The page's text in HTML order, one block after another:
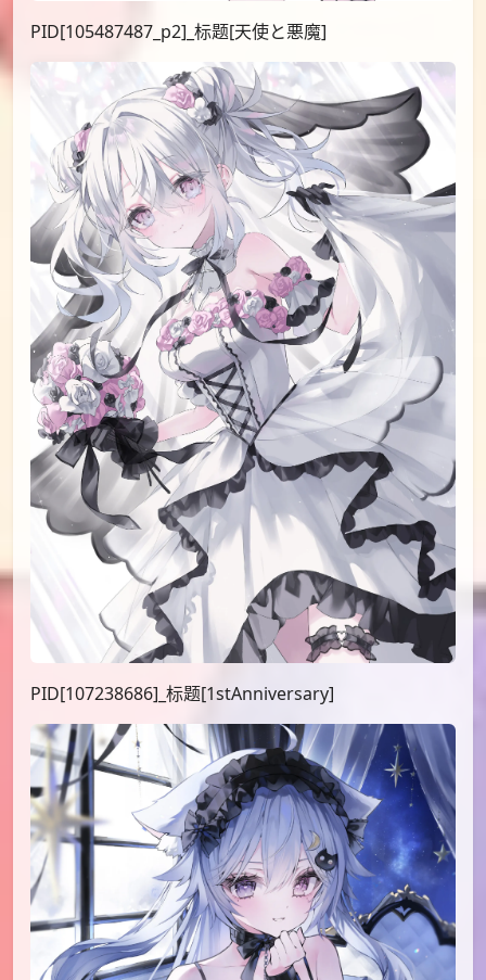
PID[105487487_p2]_标题[天使と悪魔]
PID[107238686]_标题[1stAnniversary]